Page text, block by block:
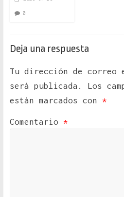
0
Deja una respuesta
Tu dirección de correo
será publicada.
Los
están marcados con *
Comentario *